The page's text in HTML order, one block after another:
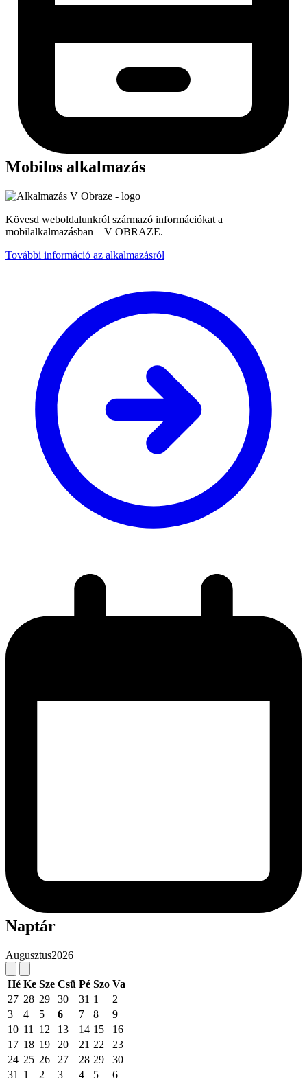
Mobilos alkalmazás
Kövesd weboldalunkról származó információkat a
mobilalkalmazásban – V OBRAZE.
További információ az alkalmazásról
Naptár
Augusztus2026
Hé Ke Sze Csü Pé Szo Va
27 28 29 30 31 1
2
3
4 5 6 7 8
9
10 11 12 13 14 15
16
17 18 19 20 21 22
23
24 25 26 27 28 29
30
31
1 2 3 4 5 6